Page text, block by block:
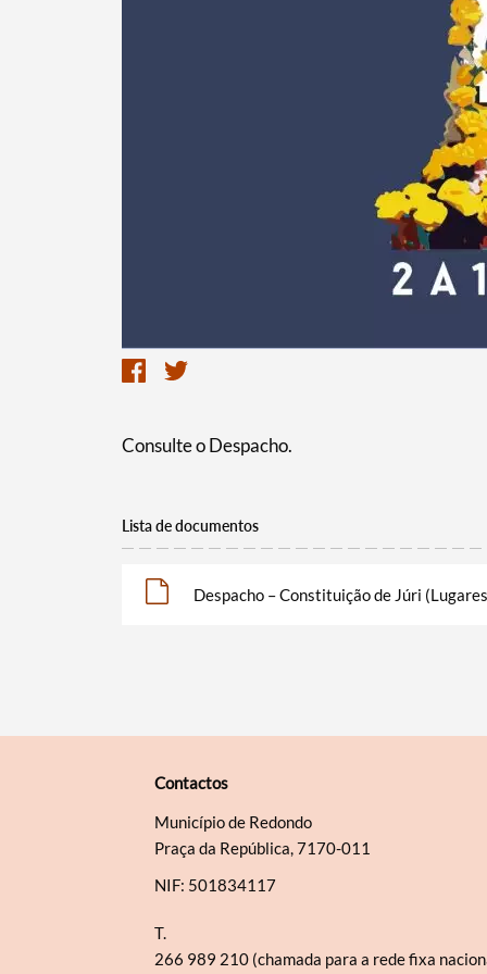
Termo de Pesquisa
Categorias gerais
Filtros
Consulte o Despacho.
Lista de documentos
Despacho – Constituição de Júri
Contactos
Município de Redondo
Praça da República, 7170-011
NIF: 501834117
T.
266 989 210 (chamada para a rede fixa